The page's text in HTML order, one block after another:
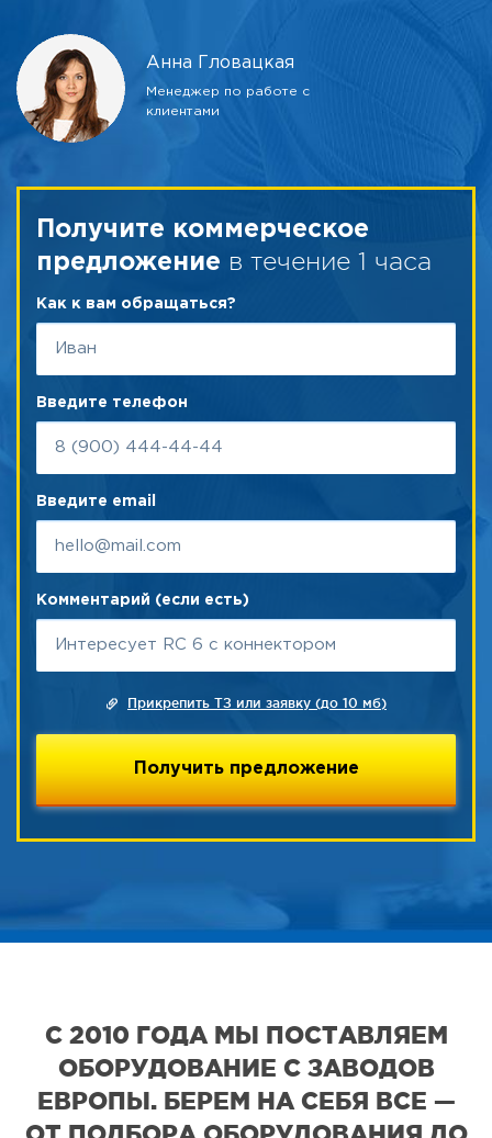
Анна Гловацкая
Менеджер по работе с
клиентами
Получите коммерческое
предложение в течение 1 часа
Как к вам обращаться?
Введите телефон
Введите email
Комментарий (если есть)
Прикрепить ТЗ или заявку (до 10 мб)
С 2010 ГОДА МЫ ПОСТАВЛЯЕМ
ОБОРУДОВАНИЕ С ЗАВОДОВ
ЕВРОПЫ. БЕРЕМ НА СЕБЯ ВСЕ —